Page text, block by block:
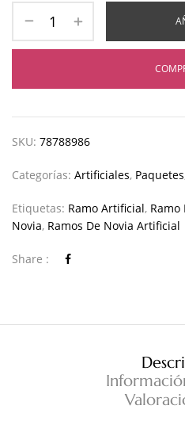
SKU: 78788986
Categorías: Artificiales, Paquetes
Etiquetas: Ramo Artificial, Ramo
Novia, Ramos De Novia Artificial
Share :